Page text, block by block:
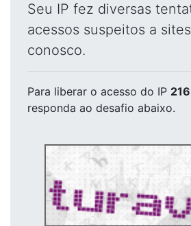
Seu IP fez diversas
acessos suspeitos a
conosco.
Para liberar o acesso do IP
responda ao desafio abaixo.